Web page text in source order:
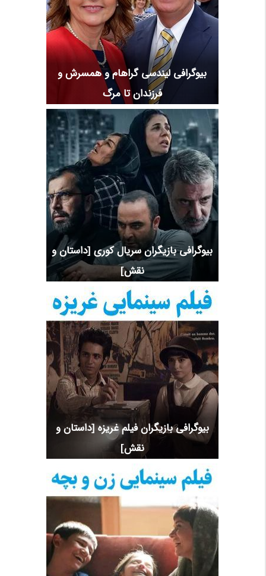
بیوگرافی لیندسی گراهام و همسرش و
فرزندان تا مرگ
بیوگرافی بازیگران سریال کوری [داستان و
نقش]
بیوگرافی بازیگران فیلم غریزه [داستان و
نقش]